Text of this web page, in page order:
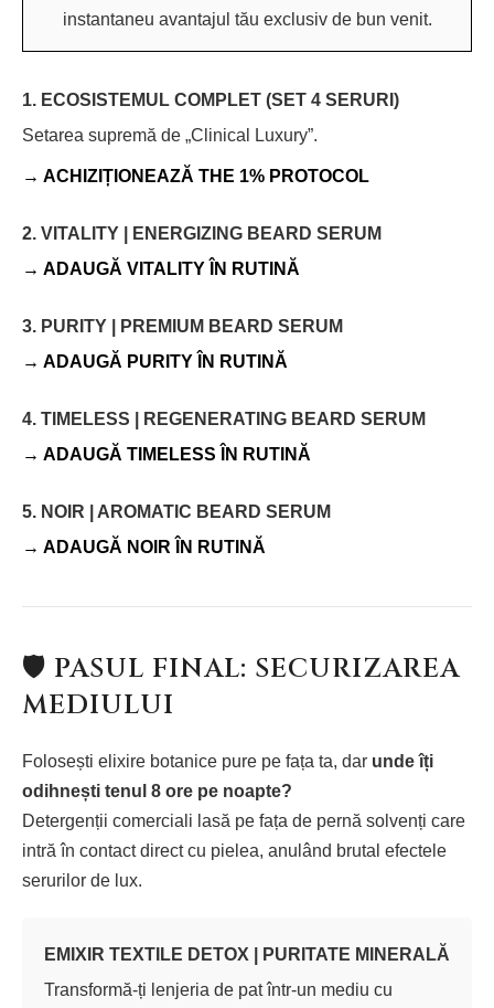
instantaneu avantajul tău exclusiv de bun venit.
1. ECOSISTEMUL COMPLET (SET 4 SERURI)
Setarea supremă de „Clinical Luxury”.
→ ACHIZIȚIONEAZĂ THE 1% PROTOCOL
2. VITALITY | ENERGIZING BEARD SERUM
→ ADAUGĂ VITALITY ÎN RUTINĂ
3. PURITY | PREMIUM BEARD SERUM
→ ADAUGĂ PURITY ÎN RUTINĂ
4. TIMELESS | REGENERATING BEARD SERUM
→ ADAUGĂ TIMELESS ÎN RUTINĂ
5. NOIR | AROMATIC BEARD SERUM
→ ADAUGĂ NOIR ÎN RUTINĂ
🛡️ PASUL FINAL: SECURIZAREA
MEDIULUI
Folosești elixire botanice pure pe fața ta, dar unde îți
odihnești tenul 8 ore pe noapte?
Detergenții comerciali lasă pe fața de pernă solvenți care
intră în contact direct cu pielea, anulând brutal efectele
serurilor de lux.
EMIXIR TEXTILE DETOX | PURITATE MINERALĂ
Transformă-ți lenjeria de pat într-un mediu cu